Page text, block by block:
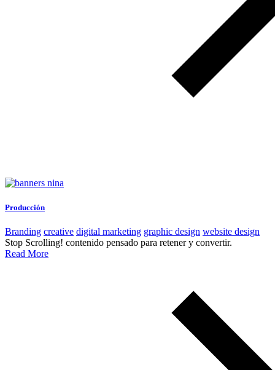
Producción
Branding creative digital marketing graphic design website design
Stop Scrolling! contenido pensado para retener y convertir.
Read More